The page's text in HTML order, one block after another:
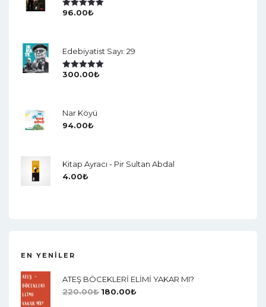
5 Üzerinden
96.00₺
Edebiyatist Sayı: 29
5 Üzerinden
300.00₺
Nar Köyü
94.00₺
Kitap Ayracı - Pir Sultan Abdal
4.00₺
EN YENILER
ATEŞ BÖCEKLERİ ELİMİ YAKAR MI?
220.00₺ 180.00₺